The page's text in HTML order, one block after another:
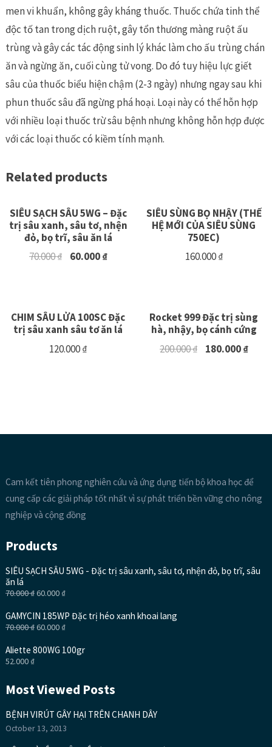
men vi khuẩn, không gây kháng thuốc. Thuốc chứa tinh thể
độc tố tan trong dịch ruột, gây tổn thương màng ruột ấu
trùng và gây các tác động sinh lý khác làm cho ấu trùng chán
ăn và ngừng ăn, cuối cùng tử vong. Do đó tuy hiệu lực giết
sâu của thuốc biểu hiện chậm (2-3 ngày) nhưng ngay sau khi
phun thuốc sâu đã ngừng phá hoại. Loại này có thể hỗn hợp
với nhiều loại thuốc trừ sâu bệnh nhưng không hỗn hợp được
với các loại thuốc có kiềm tính mạnh.
Related products
SIÊU SẠCH SÂU 5WG – Đặc
trị sâu xanh, sâu tơ, nhện
đỏ, bọ trĩ, sâu ăn lá
70.000₫ 60.000₫
SIÊU SÙNG BỌ NHẬY (THẾ
HỆ MỚI CỦA SIÊU SÙNG
750EC)
160.000₫
CHIM SÂU LỬA 100SC Đặc
trị sâu xanh sâu tơ ăn lá
120.000₫
Rocket 999 Đặc trị sùng
hà, nhậy, bọ cánh cứng
200.000₫ 180.000₫
Cam kết tiên phong nghiên cứu và ứng dụng tiến bộ khoa học để
cung cấp các giải pháp tốt nhất vì sự phát triển bền vững cho nông
nghiệp và cộng đồng
Products
SIÊU SẠCH SÂU 5WG - Đặc trị sâu xanh, sâu tơ, nhện đỏ, bọ trĩ, sâu
ăn lá
70.000₫60.000 ₫
GAMYCIN 185WP Đặc trị héo xanh khoai lang
70.000₫60.000 ₫
Aliette 800WG 100gr
52.000 ₫
Most Viewed Posts
BỆNH VIRÚT GÂY HẠI TRÊN CHANH DÂY
October 13, 2013